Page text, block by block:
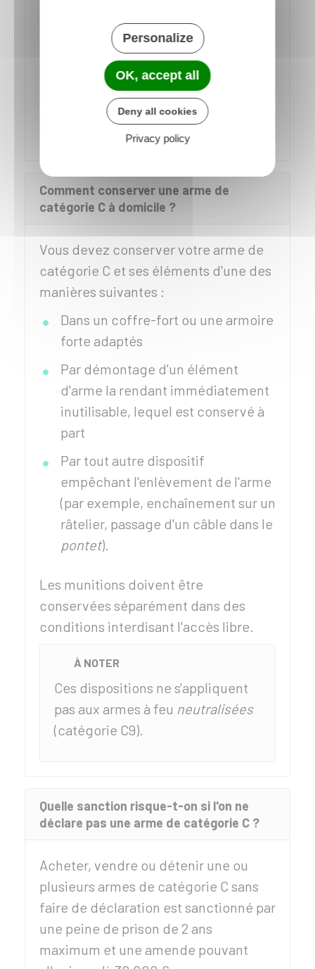
Vous êtes licencié biathlète ou tireur de ball-
trap
Vous êtes collectionneur et avez la carte du
collectionneur
Vous êtes dans une autre situation
Comment conserver une arme de
catégorie C à domicile ?
Vous devez conserver votre arme de
catégorie C et ses éléments d'une des
manières suivantes :
Dans un coffre-fort ou une armoire
forte adaptés
Par démontage d'un élément
d'arme la rendant immédiatement
inutilisable, lequel est conservé à
part
Par tout autre dispositif
empêchant l'enlèvement de l'arme
(par exemple, enchaînement sur un
râtelier, passage d'un câble dans le
pontet).
Les munitions doivent être
conservées séparément dans des
conditions interdisant l'accès libre.
À NOTER
Ces dispositions ne s'appliquent
pas aux armes à feu neutralisées
(catégorie C9).
Quelle sanction risque-t-on si l'on ne
déclare pas une arme de catégorie C ?
Acheter, vendre ou détenir une ou
plusieurs armes de catégorie C sans
faire de déclaration est sanctionné par
une peine de prison de 2 ans
maximum et une amende pouvant
Personalize
OK, accept all
Deny all cookies
Privacy policy